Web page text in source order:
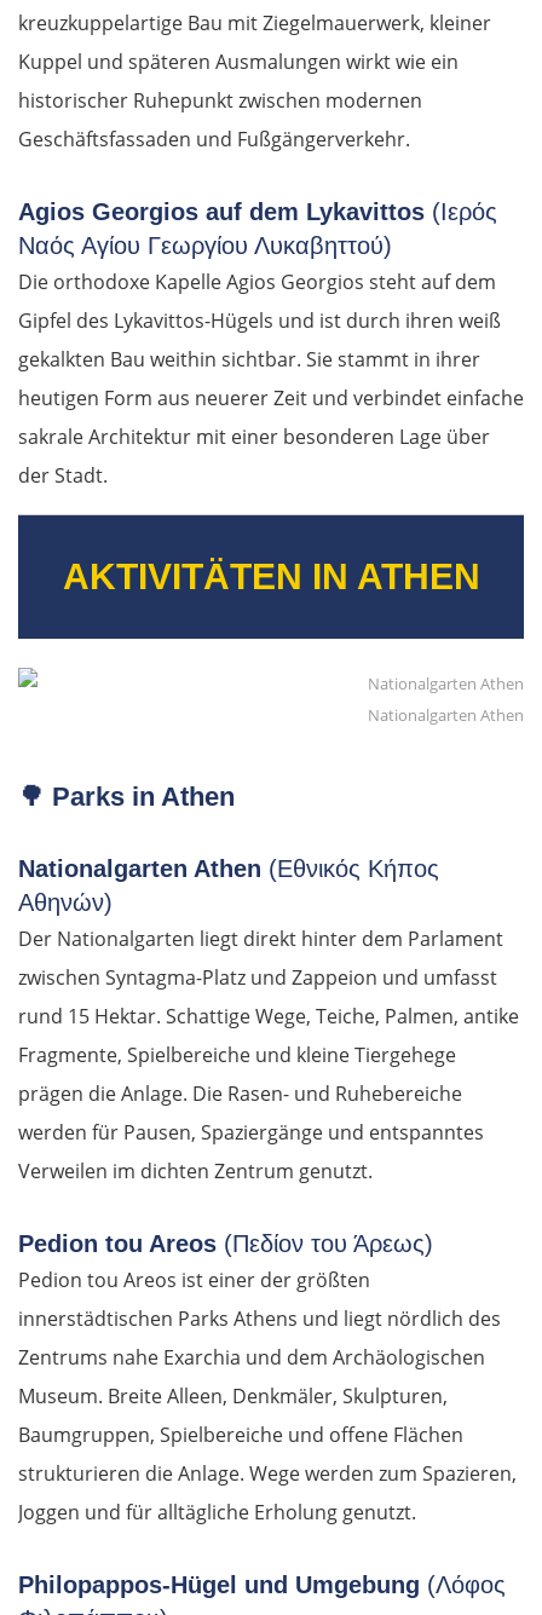
kreuzkuppelartige Bau mit Ziegelmauerwerk, kleiner
Kuppel und späteren Ausmalungen wirkt wie ein
historischer Ruhepunkt zwischen modernen
Geschäftsfassaden und Fußgängerverkehr.
Agios Georgios auf dem Lykavittos (Ιερός
Ναός Αγίου Γεωργίου Λυκαβηττού)
Die orthodoxe Kapelle Agios Georgios steht auf dem
Gipfel des Lykavittos-Hügels und ist durch ihren weiß
gekalkten Bau weithin sichtbar. Sie stammt in ihrer
heutigen Form aus neuerer Zeit und verbindet einfache
sakrale Architektur mit einer besonderen Lage über
der Stadt.
AKTIVITÄTEN IN ATHEN
Nationalgarten Athen
🌳 Parks in Athen
Nationalgarten Athen (Εθνικός Κήπος
Αθηνών)
Der Nationalgarten liegt direkt hinter dem Parlament
zwischen Syntagma-Platz und Zappeion und umfasst
rund 15 Hektar. Schattige Wege, Teiche, Palmen, antike
Fragmente, Spielbereiche und kleine Tiergehege
prägen die Anlage. Die Rasen- und Ruhebereiche
werden für Pausen, Spaziergänge und entspanntes
Verweilen im dichten Zentrum genutzt.
Pedion tou Areos (Πεδίον του Άρεως)
Pedion tou Areos ist einer der größten
innerstädtischen Parks Athens und liegt nördlich des
Zentrums nahe Exarchia und dem Archäologischen
Museum. Breite Alleen, Denkmäler, Skulpturen,
Baumgruppen, Spielbereiche und offene Flächen
strukturieren die Anlage. Wege werden zum Spazieren,
Joggen und für alltägliche Erholung genutzt.
Philopappos-Hügel und Umgebung (Λόφος